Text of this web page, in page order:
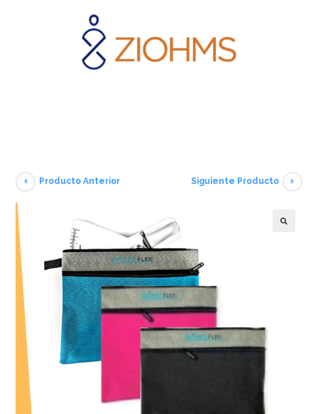
Producto Anterior Siguiente Producto